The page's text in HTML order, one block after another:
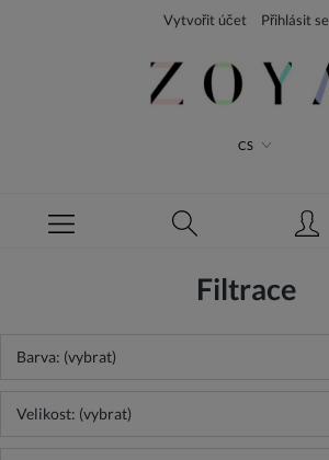
Vytvořit účet Přihlásit se
CS
Filtrace
Barva: (vybrat)
Velikost: (vybrat)